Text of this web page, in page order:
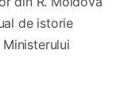
de istorie